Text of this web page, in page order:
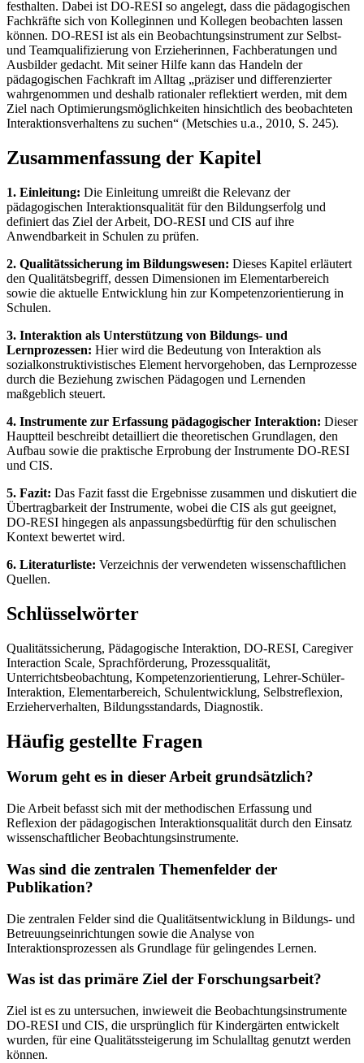
festhalten. Dabei ist DO-RESI so angelegt, dass die pädagogischen
Fachkräfte sich von Kolleginnen und Kollegen beobachten lassen
können. DO-RESI ist als ein Beobachtungsinstrument zur Selbst-
und Teamqualifizierung von Erzieherinnen, Fachberatungen und
Ausbilder gedacht. Mit seiner Hilfe kann das Handeln der
pädagogischen Fachkraft im Alltag „präziser und differenzierter
wahrgenommen und deshalb rationaler reflektiert werden, mit dem
Ziel nach Optimierungsmöglichkeiten hinsichtlich des beobachteten
Interaktionsverhaltens zu suchen“ (Metschies u.a., 2010, S. 245).
Zusammenfassung der Kapitel
1. Einleitung: Die Einleitung umreißt die Relevanz der
pädagogischen Interaktionsqualität für den Bildungserfolg und
definiert das Ziel der Arbeit, DO-RESI und CIS auf ihre
Anwendbarkeit in Schulen zu prüfen.
2. Qualitätssicherung im Bildungswesen: Dieses Kapitel erläutert
den Qualitätsbegriff, dessen Dimensionen im Elementarbereich
sowie die aktuelle Entwicklung hin zur Kompetenzorientierung in
Schulen.
3. Interaktion als Unterstützung von Bildungs- und
Lernprozessen: Hier wird die Bedeutung von Interaktion als
sozialkonstruktivistisches Element hervorgehoben, das Lernprozesse
durch die Beziehung zwischen Pädagogen und Lernenden
maßgeblich steuert.
4. Instrumente zur Erfassung pädagogischer Interaktion: Dieser
Hauptteil beschreibt detailliert die theoretischen Grundlagen, den
Aufbau sowie die praktische Erprobung der Instrumente DO-RESI
und CIS.
5. Fazit: Das Fazit fasst die Ergebnisse zusammen und diskutiert die
Übertragbarkeit der Instrumente, wobei die CIS als gut geeignet,
DO-RESI hingegen als anpassungsbedürftig für den schulischen
Kontext bewertet wird.
6. Literaturliste: Verzeichnis der verwendeten wissenschaftlichen
Quellen.
Schlüsselwörter
Qualitätssicherung, Pädagogische Interaktion, DO-RESI, Caregiver
Interaction Scale, Sprachförderung, Prozessqualität,
Unterrichtsbeobachtung, Kompetenzorientierung, Lehrer-Schüler-
Interaktion, Elementarbereich, Schulentwicklung, Selbstreflexion,
Erzieherverhalten, Bildungsstandards, Diagnostik.
Häufig gestellte Fragen
Worum geht es in dieser Arbeit grundsätzlich?
Die Arbeit befasst sich mit der methodischen Erfassung und
Reflexion der pädagogischen Interaktionsqualität durch den Einsatz
wissenschaftlicher Beobachtungsinstrumente.
Was sind die zentralen Themenfelder der
Publikation?
Die zentralen Felder sind die Qualitätsentwicklung in Bildungs- und
Betreuungseinrichtungen sowie die Analyse von
Interaktionsprozessen als Grundlage für gelingendes Lernen.
Was ist das primäre Ziel der Forschungsarbeit?
Ziel ist es zu untersuchen, inwieweit die Beobachtungsinstrumente
DO-RESI und CIS, die ursprünglich für Kindergärten entwickelt
wurden, für eine Qualitätssteigerung im Schulalltag genutzt werden
können.